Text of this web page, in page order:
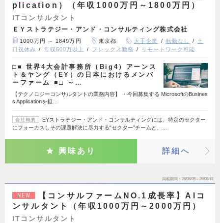
plication）（年収1000万円～1800万円）
ITコンサルタント
ＥＹストラテジー・アンド・コンサルティング株式会社
1000万円 ～ 1849万円 東京都 大手企業 転勤なし
土
日祝休み
年収600万以上 フレックス勤務 リモートワーク可能
□■ 世界4大会計事務所（Big4）アーンス
ト＆ヤング（EY）の日本におけるメンバ
ーファーム ■□ ～…
【テクノロジーコンサルタントの業務内容】 ・今回募集する MicrosoftのBusines
s Applicationを担…
会社概要
EYストラテジー・アンド・コンサルティングには、特定のセクター
にフォーカスしその課題解決に尽力する“セクター”チームと、…
興味あり 詳細へ
掲載期間 26/08/05～26/08/18
NEW
【コンサルファームNO.1成長率】AIコ
ンサルタント（年収1000万円～2000万円）
ITコンサルタント